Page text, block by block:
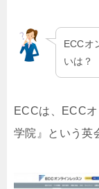
ECCオ
いは？
ECCは、ECC
学院』という英